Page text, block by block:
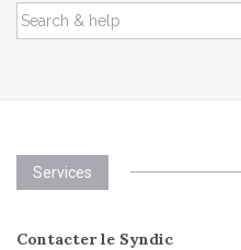
SEARCH
FOR:
Services
Contacter le Syndic